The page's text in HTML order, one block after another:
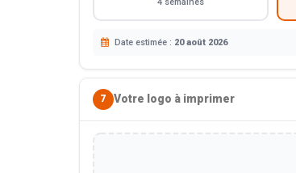
Date estimée : 20 août 2026
7 Votre logo à imprimer